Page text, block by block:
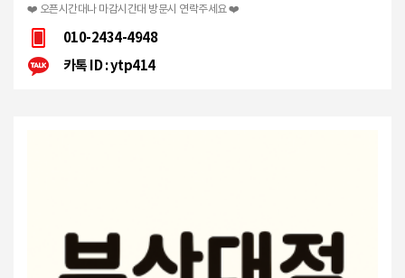
❤️ 오픈시간대나 마감시간대 방문시 연락주세요 ❤️
010-2434-4948
카톡 ID : ytp414